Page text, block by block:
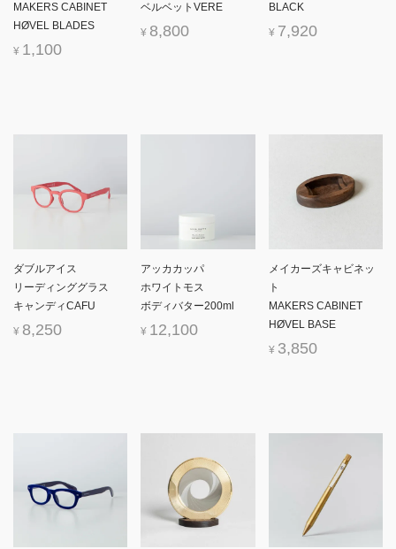
MAKERS CABINET
HØVEL BLADES
¥ 1,100
ベルベットVERE
¥ 8,800
BLACK
¥ 7,920
ダブルアイス
リーディンググラス
キャンディCAFU
¥ 8,250
アッカカッパ
ホワイトモス
ボディバター200ml
¥ 12,100
メイカーズキャビネッ
ト
MAKERS CABINET
HØVEL BASE
¥ 3,850